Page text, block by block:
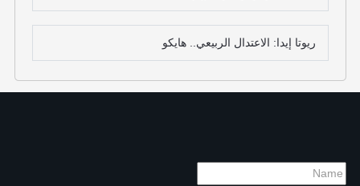
ريوتا إيدا: الاعتدال الربيعي.. هايكو